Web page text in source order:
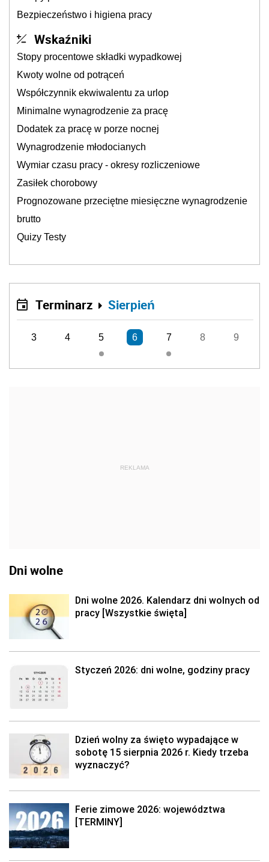
Bezpieczeństwo i higiena pracy
Wskaźniki
Stopy procentowe składki wypadkowej
Kwoty wolne od potrąceń
Współczynnik ekwiwalentu za urlop
Minimalne wynagrodzenie za pracę
Dodatek za pracę w porze nocnej
Wynagrodzenie młodocianych
Wymiar czasu pracy - okresy rozliczeniowe
Zasiłek chorobowy
Prognozowane przeciętne miesięczne wynagrodzenie
brutto
Quizy Testy
Terminarz Sierpień
3 4 5 6 7 8 9
REKLAMA
Dni wolne
Dni wolne 2026. Kalendarz dni wolnych od
pracy [Wszystkie święta]
Styczeń 2026: dni wolne, godziny pracy
Dzień wolny za święto wypadające w
sobotę 15 sierpnia 2026 r. Kiedy trzeba
wyznaczyć?
Ferie zimowe 2026: województwa
[TERMINY]